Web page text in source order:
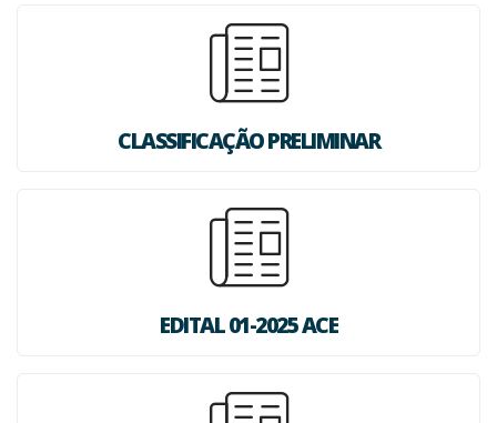
CLASSIFICAÇÃO PRELIMINAR
EDITAL 01-2025 ACE